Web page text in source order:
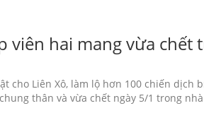
viên hai mang vừa chết
cho Liên Xô, làm lộ hơn 100 chiến
thân và vừa chết ngày 5/1 trong